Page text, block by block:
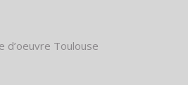
d’oeuvre Toulouse